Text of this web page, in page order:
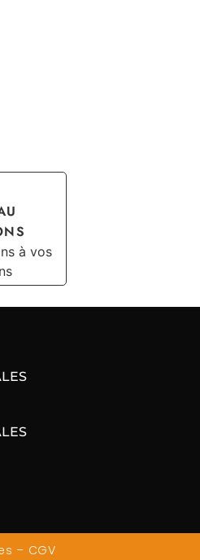
à vos
– CGV